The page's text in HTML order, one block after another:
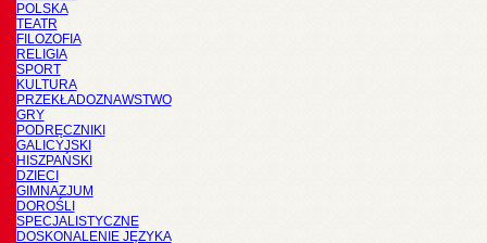
POLSKA
TEATR
FILOZOFIA
RELIGIA
SPORT
KULTURA
PRZEKŁADOZNAWSTWO
GRY
PODRĘCZNIKI
GALICYJSKI
HISZPAŃSKI
DZIECI
GIMNAZJUM
DOROŚLI
SPECJALISTYCZNE
DOSKONALENIE JĘZYKA